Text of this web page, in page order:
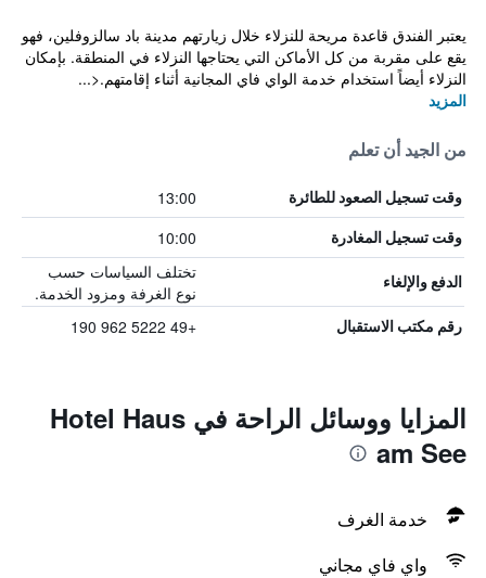
يعتبر الفندق قاعدة مريحة للنزلاء خلال زيارتهم مدينة باد سالزوفلين، فهو
يقع على مقربة من كل الأماكن التي يحتاجها النزلاء في المنطقة. بإمكان
النزلاء أيضاً استخدام خدمة الواي فاي المجانية أثناء إقامتهم.<...
المزيد
من الجيد أن تعلم
وقت تسجيل الصعود للطائرة 13:00
وقت تسجيل المغادرة 10:00
الدفع والإلغاء
تختلف السياسات حسب
نوع الغرفة ومزود الخدمة.
رقم مكتب الاستقبال +49 5222 962 190
المزايا ووسائل الراحة في Hotel Haus
am See
خدمة الغرف
واي فاي مجاني